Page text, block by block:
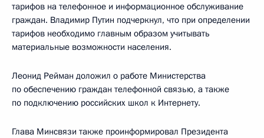
тарифов на телефонное и информационное обслуживание
граждан. Владимир Путин подчеркнул, что при определении
тарифов необходимо главным образом учитывать
материальные возможности населения.
Леонид Рейман доложил о работе Министерства
по обеспечению граждан телефонной связью, а также
по подключению российских школ к Интернету.
Глава Минсвязи также проинформировал Президента